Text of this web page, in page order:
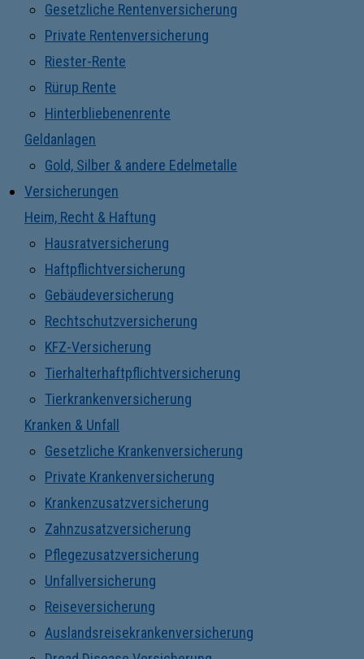
Gesetzliche Rentenversicherung
Private Rentenversicherung
Riester-Rente
Rürup Rente
Hinterbliebenenrente
Geldanlagen
Gold, Silber & andere Edelmetalle
Versicherungen
Heim, Recht & Haftung
Hausratversicherung
Haftpflichtversicherung
Gebäudeversicherung
Rechtschutzversicherung
KFZ-Versicherung
Tierhalterhaftpflichtversicherung
Tierkrankenversicherung
Kranken & Unfall
Gesetzliche Krankenversicherung
Private Krankenversicherung
Krankenzusatzversicherung
Zahnzusatzversicherung
Pflegezusatzversicherung
Unfallversicherung
Reiseversicherung
Auslandsreisekrankenversicherung